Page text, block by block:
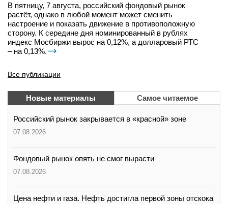
В пятницу, 7 августа, российский фондовый рынок
растёт, однако в любой момент может сменить
настроение и показать движение в противоположную
сторону. К середине дня номинированный в рублях
индекс Мосбиржи вырос на 0,12%, а долларовый РТС
– на 0,13%.
Все публикации
Новые материалы Самое читаемое
Российский рынок закрывается в «красной» зоне
07.08.2026
Фондовый рынок опять не смог вырасти
07.08.2026
Цена нефти и газа. Нефть достигла первой зоны отскока